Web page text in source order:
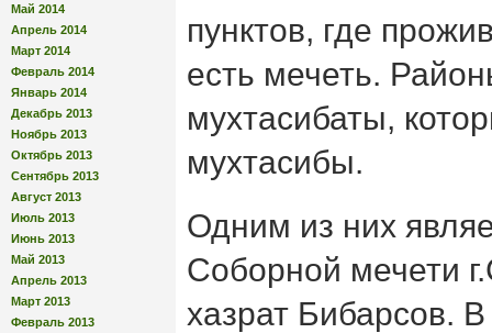
Май 2014
Апрель 2014
Март 2014
Февраль 2014
Январь 2014
Декабрь 2013
Ноябрь 2013
Октябрь 2013
Сентябрь 2013
Август 2013
Июль 2013
Июнь 2013
Май 2013
Апрель 2013
Март 2013
Февраль 2013
пунктов, где
есть мечеть.
мухтасибаты,
мухтасибы.
Одним из них
Соборной мечети
хазрат Бибарсов.